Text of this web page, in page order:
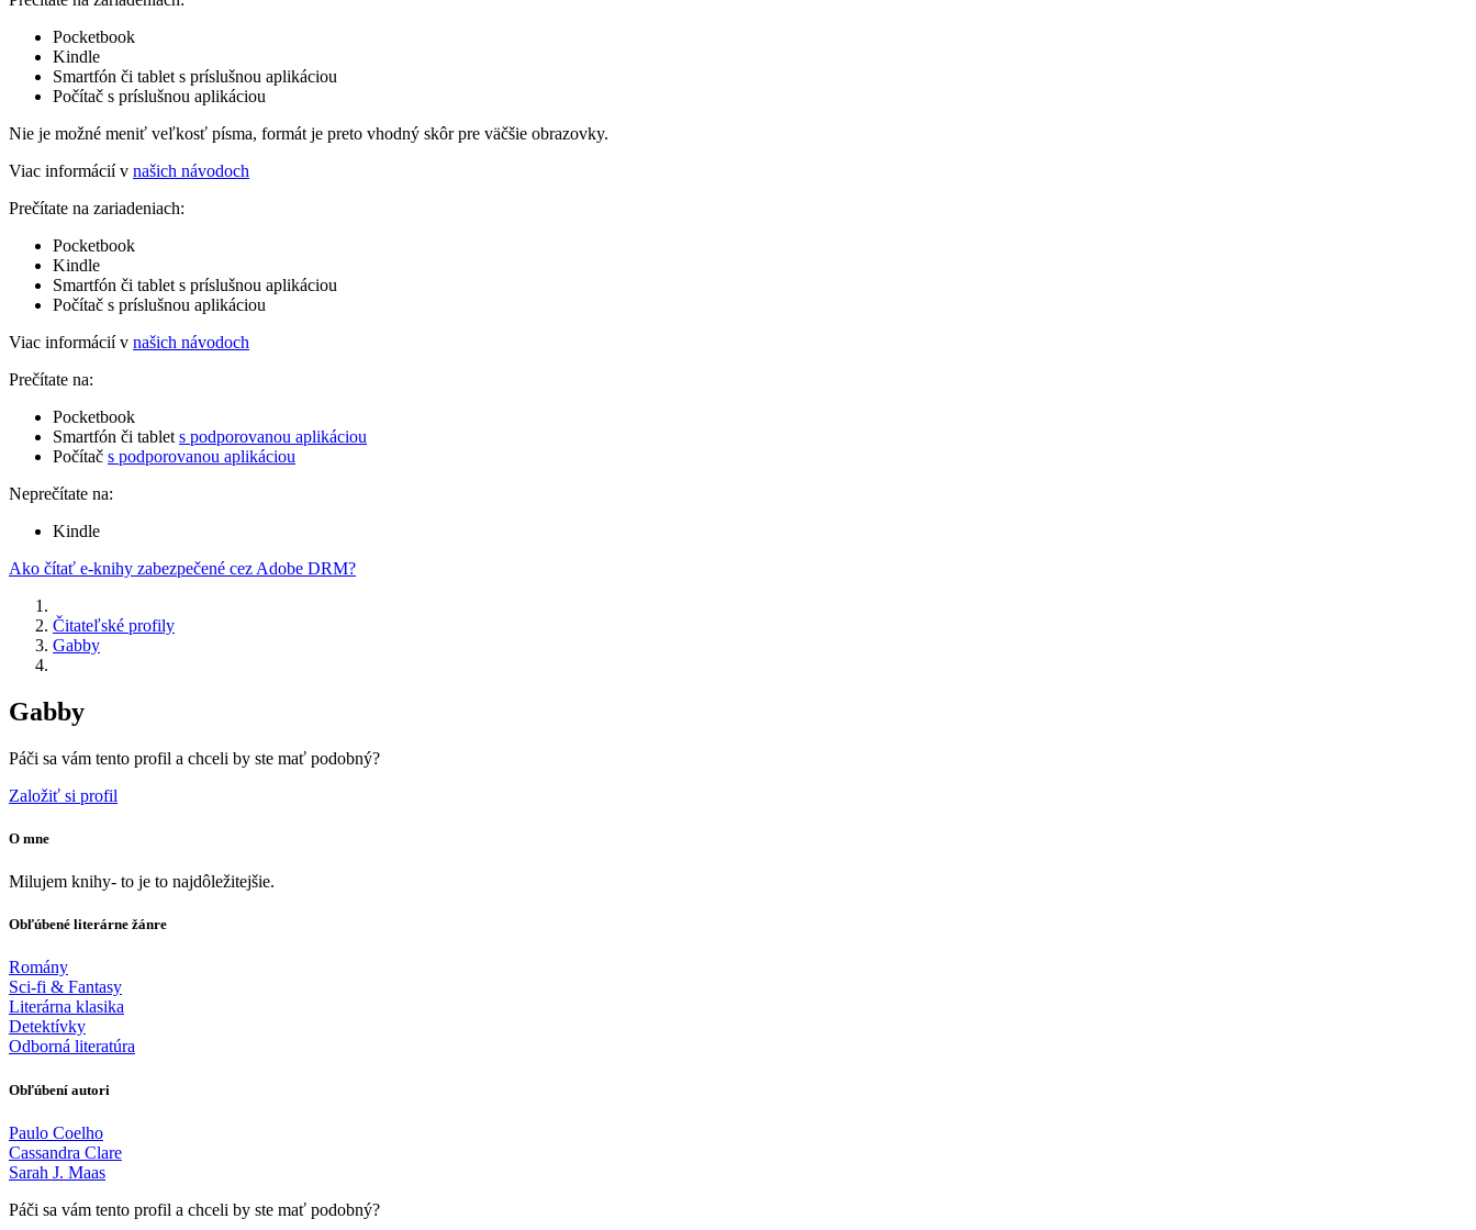
Pocketbook
Kindle
Smartfón či tablet s príslušnou aplikáciou
Počítač s príslušnou aplikáciou
Nie je možné meniť veľkosť písma, formát je preto vhodný skôr pre väčšie obrazovky.
Viac informácií v našich návodoch
Prečítate na zariadeniach:
Pocketbook
Kindle
Smartfón či tablet s príslušnou aplikáciou
Počítač s príslušnou aplikáciou
Viac informácií v našich návodoch
Prečítate na:
Pocketbook
Smartfón či tablet s podporovanou aplikáciou
Počítač s podporovanou aplikáciou
Neprečítate na:
Kindle
Ako čítať e-knihy zabezpečené cez Adobe DRM?
Čitateľské profily
Gabby
Gabby
Páči sa vám tento profil a chceli by ste mať podobný?
Založiť si profil
O mne
Milujem knihy- to je to najdôležitejšie.
Obľúbené literárne žánre
Romány
Sci-fi & Fantasy
Literárna klasika
Detektívky
Odborná literatúra
Obľúbení autori
Paulo Coelho
Cassandra Clare
Sarah J. Maas
Páči sa vám tento profil a chceli by ste mať podobný?